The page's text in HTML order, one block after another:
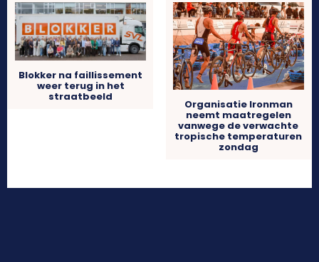
Blokker na faillissement
weer terug in het
straatbeeld
Organisatie Ironman
neemt maatregelen
vanwege de verwachte
tropische temperaturen
zondag